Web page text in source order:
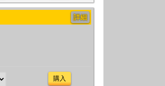
詳細
購入